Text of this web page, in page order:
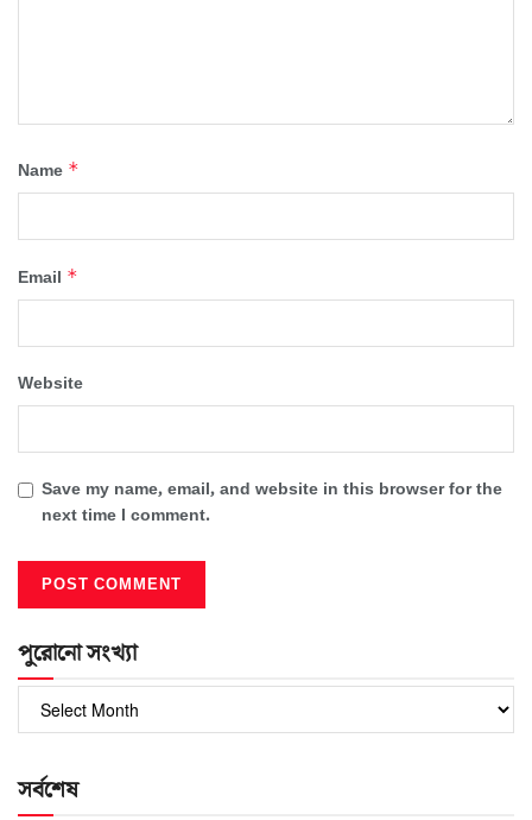
Name *
Email *
Website
Save my name, email, and website in this browser for the
next time I comment.
পুরোনো সংখ্যা
পুরোনো
সংখ্যা
সর্বশেষ